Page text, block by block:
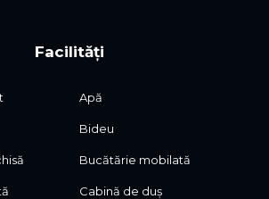
court
areas
Facilități
Apă
Bideu
Bucătărie mobilată
Cabină de duș